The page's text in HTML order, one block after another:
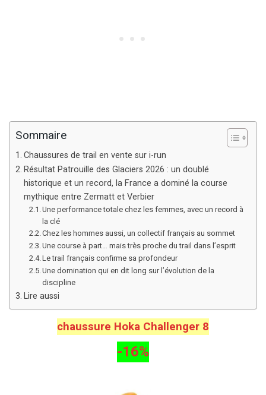
Sommaire
Chaussures de trail en vente sur i-run
Résultat Patrouille des Glaciers 2026 : un doublé
historique et un record, la France a dominé la course
mythique entre Zermatt et Verbier
Une performance totale chez les femmes, avec un record à
la clé
Chez les hommes aussi, un collectif français au sommet
Une course à part… mais très proche du trail dans l’esprit
Le trail français confirme sa profondeur
Une domination qui en dit long sur l’évolution de la
discipline
Lire aussi
chaussure Hoka Challenger 8
-16%